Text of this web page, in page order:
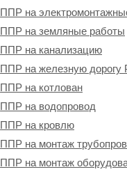
ППР на
ППР на земляные работы
ППР на канализацию
ППР на железную
ППР на котлован
ППР на водопровод
ППР на кровлю
ППР на монтаж
ППР на монтаж